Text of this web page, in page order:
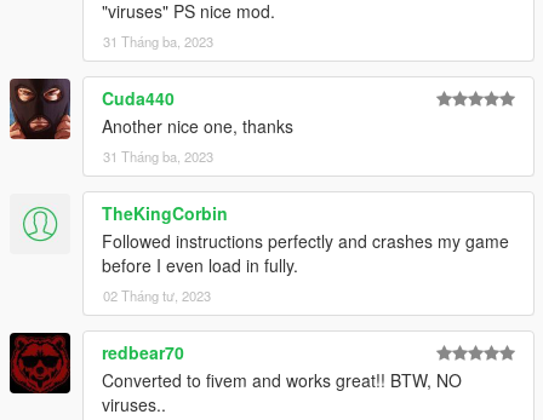
"viruses" PS nice mod.
31 Tháng ba, 2023
Cuda440
Another nice one, thanks
31 Tháng ba, 2023
TheKingCorbin
Followed instructions perfectly and crashes my game
before I even load in fully.
02 Tháng tư, 2023
redbear70
Converted to fivem and works great!! BTW, NO
viruses..